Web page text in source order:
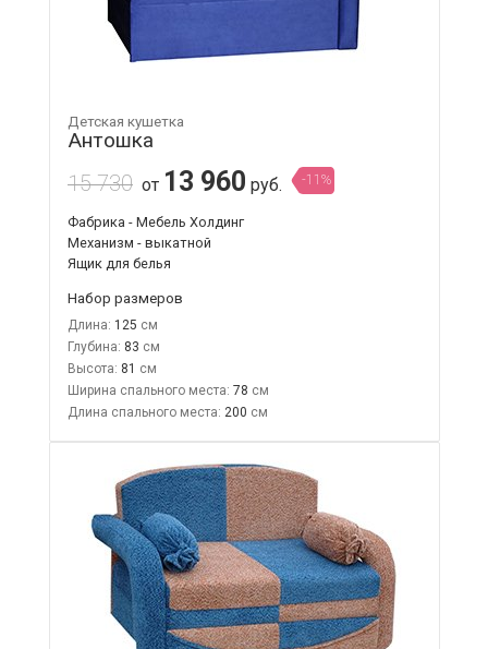
Детская кушетка
Антошка
15 730 от 13 960 руб. -11%
Фабрика - Мебель Холдинг
Механизм - выкатной
Ящик для белья
Набор размеров
Длина: 125
Глубина: 83
Высота: 81
Ширина спального места: 78
Длина спального места: 200